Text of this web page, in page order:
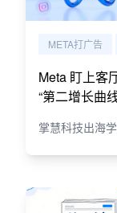
META打广告
Meta 盯上客
“第二增长曲
掌慧科技出海